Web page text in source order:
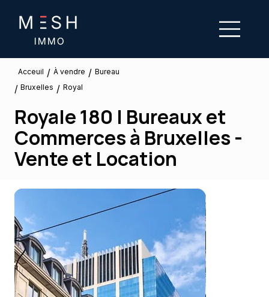
Acceuil / À vendre / Bureau
/ Bruxelles / Royal
Royale 180 | Bureaux et
Commerces à Bruxelles -
Vente et Location